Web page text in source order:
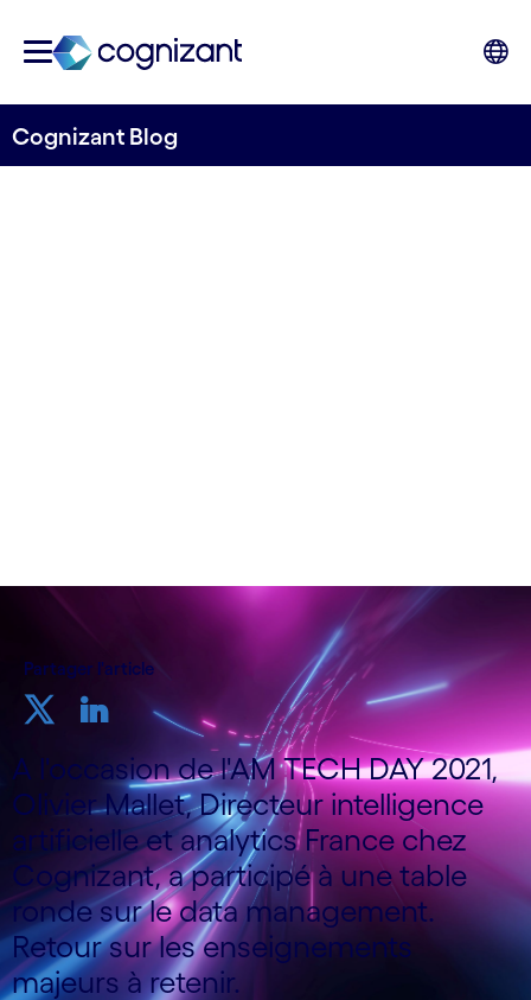
Cognizant Blog
Partager l'article
A l'occasion de l'AM TECH DAY 2021,
Olivier Mallet, Directeur intelligence
artificielle et analytics France chez
Cognizant, a participé à une table
ronde sur le data management.
Retour sur les enseignements
majeurs à retenir.